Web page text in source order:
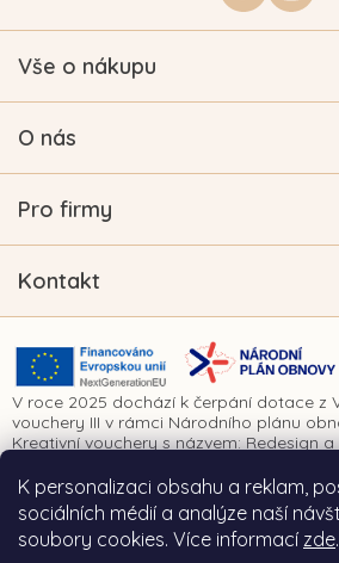
K personalizaci obsahu a reklam,
sociálních médií a analýze naší
soubory cookies. Více informací zde.
Vše o nákupu
O nás
Pro firmy
Kontakt
V roce 2025 dochází k čerpání dotace z
vouchery III v rámci Národního plánu
Kreativní vouchery s názvem: Redesign
spoluúčasti Evropské unie
obnovy a Ministerstva kultury České